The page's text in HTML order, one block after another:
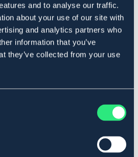
and to analyse our traffic.
about your use of our site with
and analytics partners who
information that you’ve
they’ve collected from your use
fleece på insidan. Maggjord
Krage i fleece som går
nacke. Benremmar i resår.
huvud för bästa komfort.